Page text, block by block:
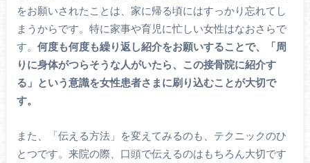
をお願いされたことは、家に帰る頃にはすっかり忘れてし
まうからです。特に家事や育児に忙しい女性はなおさらで
す。 何度も何度も繰り返し紹介をお願いすることで、「周
りに身体がつらそうな人がいたら、この接骨院に紹介す
る」という意識を女性患者さまに刷り込むことが大切で
す。
また、「伝える方法」を変えてみるのも、テクニックのひ
とつです。来院の際、口頭で伝えるのはもちろん大切です